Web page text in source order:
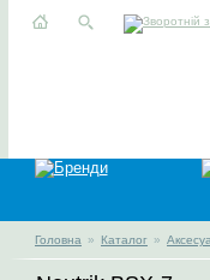
Головна » Каталог »